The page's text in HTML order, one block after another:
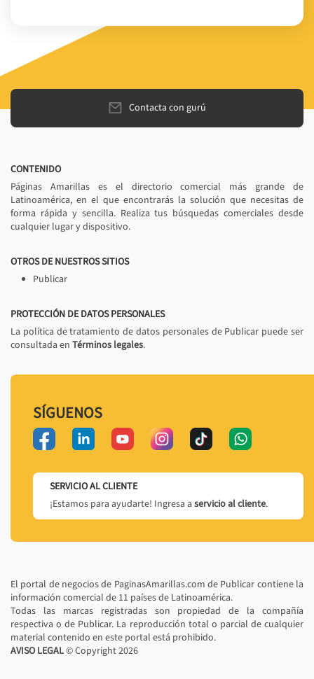
Contacta con gurú
CONTENIDO
Páginas Amarillas es el directorio comercial más grande de
Latinoamérica, en el que encontrarás la solución que necesitas de
forma rápida y sencilla. Realiza tus búsquedas comerciales desde
cualquier lugar y dispositivo.
OTROS DE NUESTROS SITIOS
Publicar
PROTECCIÓN DE DATOS PERSONALES
La política de tratamiento de datos personales de Publicar puede ser
consultada en Términos legales.
SÍGUENOS
SERVICIO AL CLIENTE
¡Estamos para ayudarte! Ingresa a servicio al cliente.
El portal de negocios de PaginasAmarillas.com de Publicar contiene la
información comercial de 11 países de Latinoamérica.
Todas las marcas registradas son propiedad de la compañía
respectiva o de Publicar. La reproducción total o parcial de cualquier
material contenido en este portal está prohibido.
AVISO LEGAL© Copyright2026